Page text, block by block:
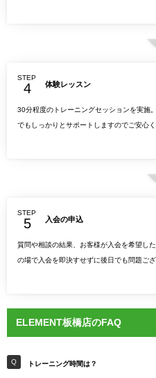
STEP
体験レッスン
30分程度のトレーニングセッションを実施
でもしっかりとサポートしますのでご安心く
STEP
入会の申込
質問や相談の結果、お客様が入会を希望し
の場で入会を即決すせずに後日でも問題ござ
ELEMENT板橋店のFAQ
トレーニング時間は？